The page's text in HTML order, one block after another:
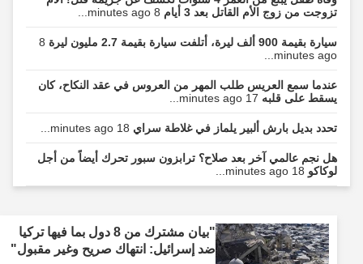
تزوجت من زوج الأم القاتل بعد 3 أيام
8 minutes ago...
سيارة بقيمة 900 ألف ليرة، أتلفت سيارة بقيمة 2.7 مليون ليرة
8
minutes ago...
عندما سمع العريس طلب المهر من العروس في عقد النكاح، كان
يسقط على قلبه17 minutes ago...
تحدد بديل بارش ألبير يلماز في غلاطة سراي18 minutes ago...
هل نجم عالمي آخر بعد صلاح؟ ترابزون سبور تحرك أيضاً من أجل
لوكاكو18 minutes ago...
"بيان مشترك من 8 دول بما فيها تركيا
ضد إسرائيل: انتهاك صريح وغير مقبول"